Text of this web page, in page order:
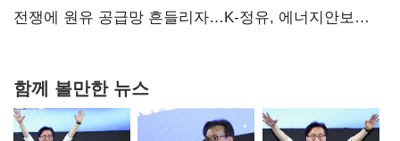
탈환'(종합)
전쟁에 원유 공급망 흔들리자…K-정유, 에너지안보
함께 볼만한 뉴스